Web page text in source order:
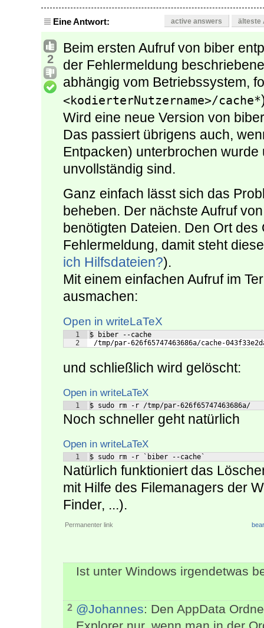
Eine Antwort: active answers älteste
2
Beim ersten Aufruf von biber
der Fehlermeldung
abhängig vom Betriebssystem,
<kodierterNutzername>/cache*
Wird eine neue Version von
Das passiert übrigens auch,
Entpacken) unterbrochen
unvollständig sind.
Ganz einfach lässt sich das
beheben. Der nächste Aufruf
benötigten Dateien. Den Ort
Fehlermeldung, damit steht
ich Hilfsdateien?).
Mit einem einfachen Aufruf im
ausmachen:
Open in writeLaTeX
1
2
$ biber --cache
/tmp/par-626f65747463686a/cache-
und schließlich wird gelöscht:
Open in writeLaTeX
1 $ sudo rm -r /tmp/par-626f65747463686a/
Noch schneller geht natürlich
Open in writeLaTeX
1 $ sudo rm -r `biber --cache`
Natürlich funktioniert das
mit Hilfe des Filemanagers der
Finder, ...).
Permanenter link
Ist unter Windows irgendetwas
2 @Johannes: Den AppData